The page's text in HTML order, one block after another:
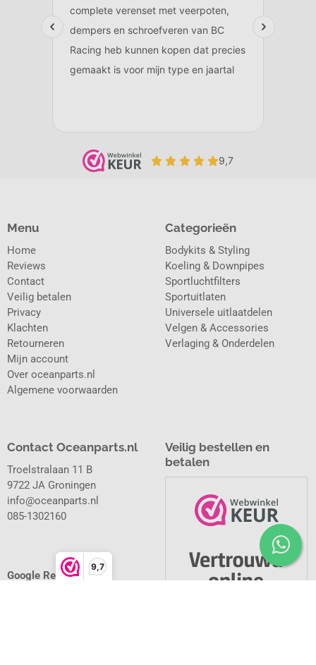
9,7
Categorieën
Bodykits & Styling
Koeling & Downpipes
Sportluchtfilters
Sportuitlaten
Universele uitlaatdelen
Velgen & Accessories
Verlaging & Onderdelen
Menu
Home
Reviews
Contact
Veilig betalen
Privacy
Klachten
Retourneren
Mijn account
Over oceanparts.nl
Algemene voorwaarden
Contact Oceanparts.nl
Troelstralaan 11 B
9722 JA Groningen
info@oceanparts.nl
085-1302160
Google Reviews
Veilig bestellen en
betalen